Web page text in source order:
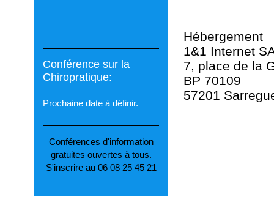
Conférence sur la
Chiropratique:
Prochaine date à définir.
Conférences d'information
gratuites ouvertes à tous.
S'inscrire au 06 08 25 45 21
Hébergement
1&1 Internet
7, place de la
BP 70109
57201